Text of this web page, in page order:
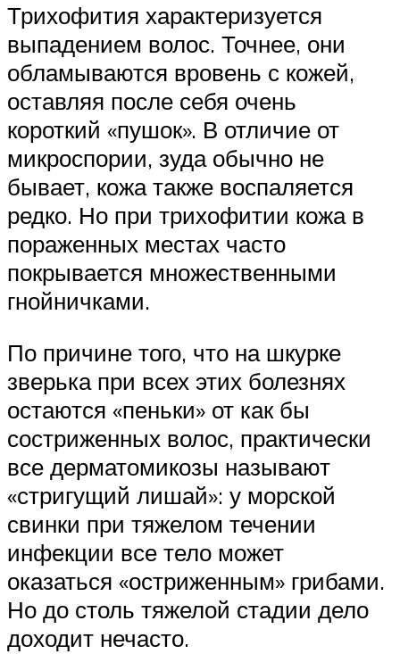
Трихофития характеризуется
выпадением волос. Точнее, они
обламываются вровень с кожей,
оставляя после себя очень
короткий «пушок». В отличие от
микроспории, зуда обычно не
бывает, кожа также воспаляется
редко. Но при трихофитии кожа в
пораженных местах часто
покрывается множественными
гнойничками.
По причине того, что на шкурке
зверька при всех этих болезнях
остаются «пеньки» от как бы
состриженных волос, практически
все дерматомикозы называют
«стригущий лишай»: у морской
свинки при тяжелом течении
инфекции все тело может
оказаться «остриженным» грибами.
Но до столь тяжелой стадии дело
доходит нечасто.